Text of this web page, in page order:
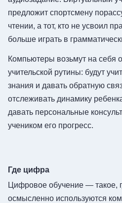
предложит спортсмену
чтении, а тот, кто не усвоил
больше играть в
Компьютеры возьмут на себя
учительской рутины: будут
знания и давать обратную
отслеживать динамику
давать персональные
учеником его прогресс.
Где цифра
Цифровое обучение — такое,
осмысленно используются